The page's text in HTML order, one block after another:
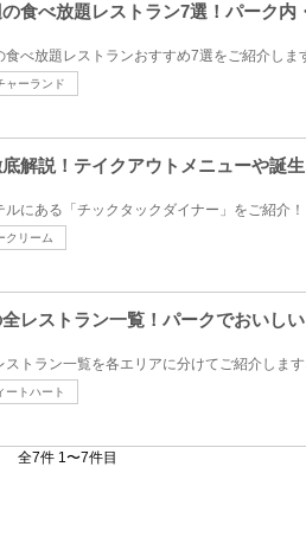
の食べ放題レストラン7選！パーク内
ャーランド
解説！テイクアウトメニューや誕
クリーム
レストラン一覧！パークでおいし
ートハート
全7件 1〜7件目